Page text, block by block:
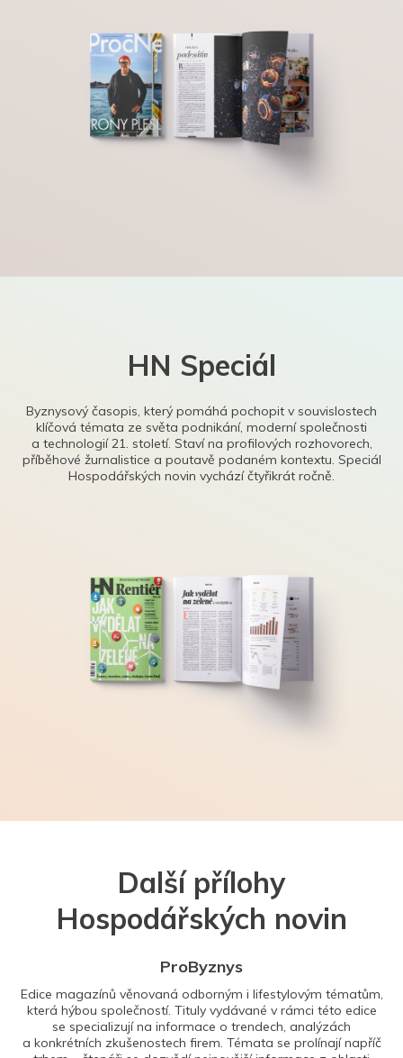
HN Speciál
Byznysový časopis, který pomáhá pochopit v souvislostech
klíčová témata ze světa podnikání, moderní společnosti
a technologií 21. století. Staví na profilových rozhovorech,
příběhové žurnalistice a poutavě podaném kontextu. Speciál
Hospodářských novin vychází čtyřikrát ročně.
Další přílohy
Hospodářských novin
ProByznys
Edice magazínů věnovaná odborným i lifestylovým tématům,
která hýbou společností. Tituly vydávané v rámci této edice
se specializují na informace o trendech, analýzách
a konkrétních zkušenostech firem. Témata se prolínají napříč